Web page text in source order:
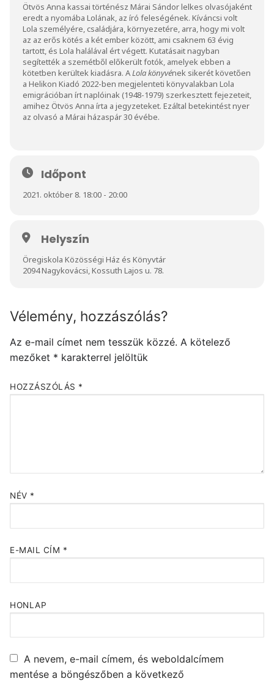
Ötvös Anna kassai történész Márai Sándor lelkes olvasójaként
eredt a nyomába Lolának, az író feleségének. Kíváncsi volt
Lola személyére, családjára, környezetére, arra, hogy mi volt
az az erős kötés a két ember között, ami csaknem 63 évig
tartott, és Lola halálával ért végett. Kutatásait nagyban
segítették a szemétből előkerült fotók, amelyek ebben a
kötetben kerültek kiadásra. A Lola könyvének sikerét követően
a Helikon Kiadó 2022-ben megjelenteti könyvalakban Lola
emigrációban írt naplóinak (1948-1979) szerkesztett fejezeteit,
amihez Ötvös Anna írta a jegyzeteket. Ezáltal betekintést nyer
az olvasó a Márai házaspár 30 évébe.
Időpont
2021. október 8. 18:00 - 20:00
Helyszín
Öregiskola Közösségi Ház és Könyvtár
2094 Nagykovácsi, Kossuth Lajos u. 78.
Vélemény, hozzászólás?
Az e-mail címet nem tesszük közzé. A kötelező
mezőket * karakterrel jelöltük
HOZZÁSZÓLÁS *
NÉV *
E-MAIL CÍM *
HONLAP
A nevem, e-mail címem, és weboldalcímem
mentése a böngészőben a következő